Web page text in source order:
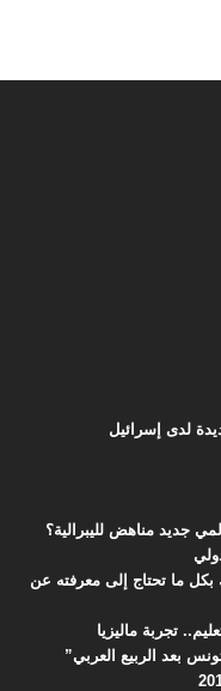
لدى إسرائيل
جديد مناهض لليبرالية؟
10 خرائط تخبرك بكل ما تحتاج إلى معرفته عن
تجربة ماليزيا
بعد الربيع العربي”